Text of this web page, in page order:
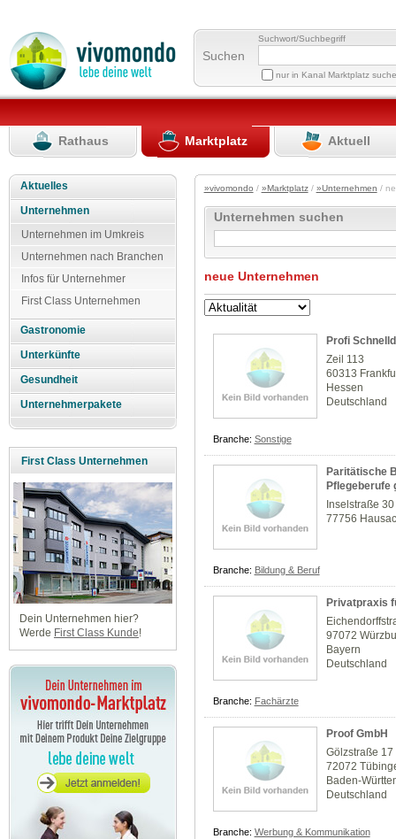
Suchen
Suchwort/Suchbegriff
nur in Kanal Marktplatz
Rathaus Marktplatz Aktuell
Aktuelles
Unternehmen
Unternehmen im Umkreis
Unternehmen nach Branchen
Infos für Unternehmer
First Class Unternehmen
Gastronomie
Unterkünfte
Gesundheit
Unternehmerpakete
First Class Unternehmen
Dein Unternehmen hier?
Werde First Class Kunde!
»vivomondo / »Marktplatz/ »Unternehmen /
Unternehmen suchen
neue Unternehmen
Profi
Zeil 113
60313
Hessen
Deutschland
Branche: Sonstige
Paritätische
Pflegeberufe
Inselstraße 30
77756
Branche: Bildung & Beruf
Privatpraxis
97072
Bayern
Deutschland
Branche: Fachärzte
Proof GmbH
Gölzstraße 17
72072
Baden-
Deutschland
Branche: Werbung & Kommunikation